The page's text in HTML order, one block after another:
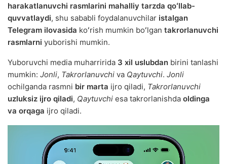
harakatlanuvchi rasmlarini mahalliy tarzda qoʻllab-
quvvatlaydi, shu sababli foydalanuvchilar istalgan
Telegram ilovasida koʻrish mumkin boʻlgan takrorlanuvchi
rasmlarni yuborishi mumkin.
Yuboruvchi media muharririda 3 xil uslubdan birini tanlashi
mumkin: Jonli, Takrorlanuvchi va Qaytuvchi. Jonli
ochilganda rasmni bir marta ijro qiladi, Takrorlanuvchi
uzluksiz ijro qiladi, Qaytuvchi esa takrorlanishda oldinga
va orqaga ijro qiladi.